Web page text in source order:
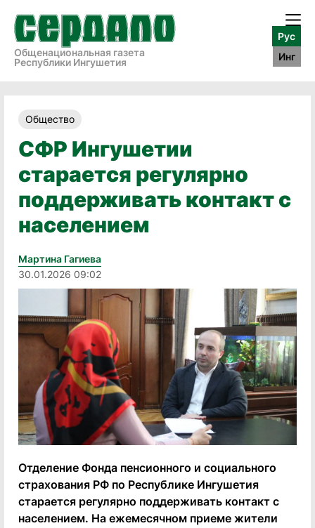
Общенациональная газета
Республики Ингушетия
Рус
Инг
Общество
СФР Ингушетии
старается регулярно
поддерживать контакт с
населением
Мартина Гагиева
30.01.2026 09:02
Отделение Фонда пенсионного и социального
страхования РФ по Республике Ингушетия
старается регулярно поддерживать контакт с
населением. На ежемесячном приеме жители